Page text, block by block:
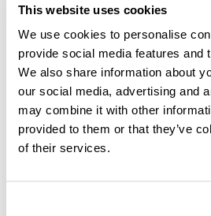
This website uses cookies
We use cookies to personalise
provide social media features and
We also share information about
our social media, advertising and
may combine it with other
provided to them or that they’ve
of their services.